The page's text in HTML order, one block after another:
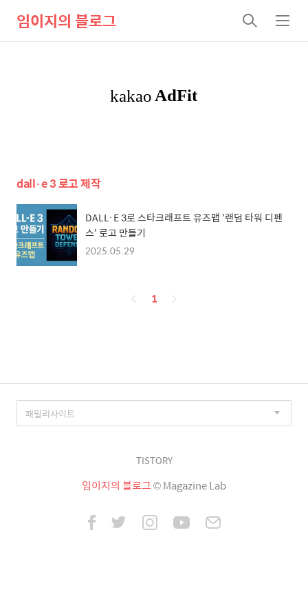
임이지의 블로그
검
색
메
뉴
dall·e 3 로고 제작
DALL·E 3로 스타크래프트 유즈맵 '랜덤 타워 디펜
스' 로고 만들기
2025.05.29
페
1
TISTORY
임이지의 블로그© Magazine Lab